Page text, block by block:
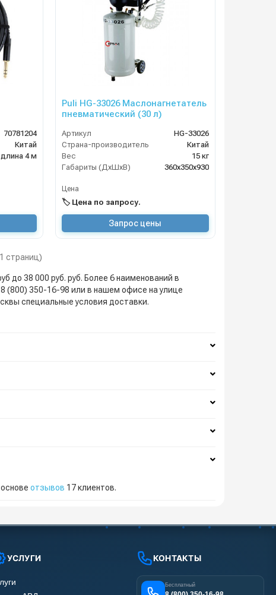
70781204
Китай
длина 4 м
Puli HG-33026 Маслонагнетатель
пневматический (30 л)
Артикул
HG-33026
Страна-производитель
Китай
Вес
15 кг
Габариты (ДхШхВ)
360х350х930
Цена
🏷️ Цена по запросу.
Запрос цены
страниц)
до 38 000 руб. руб. Более 6 наименований в
(800) 350-16-98 или в нашем офисе на улице
специальные условия доставки.
отзывов 17клиентов.
УСЛУГИ КОНТАКТЫ
Бесплатный